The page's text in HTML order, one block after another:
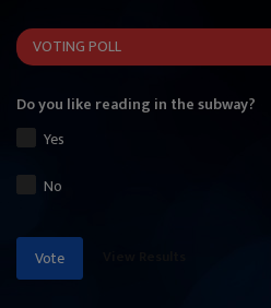
VOTING POLL
Do you like reading in the subway?
Yes
No
Vote